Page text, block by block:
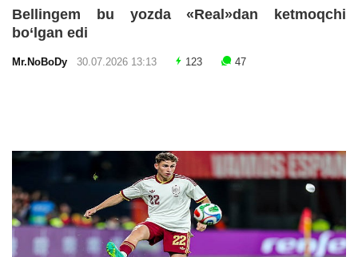
Bellingem bu yozda «Real»dan ketmoqchi
bo‘lgan edi
Mr.NoBoDy 30.07.2026 13:13 123 47